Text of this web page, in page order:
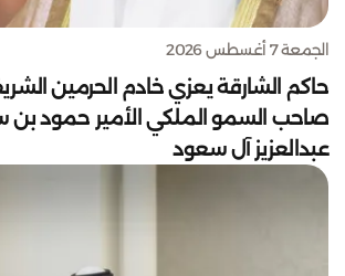
الجمعة 7 أغسطس 2026
حاكم الشارقة يعزي خادم الحرمين
صاحب السمو الملكي الأمير حمود
عبدالعزيز آل سعود